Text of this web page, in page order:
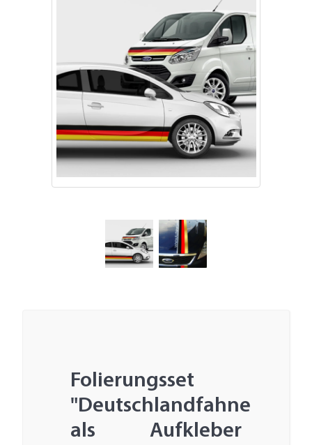
Folierungsset
"Deutschlandfahne
als Aufkleber